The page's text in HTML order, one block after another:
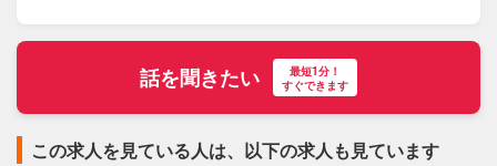
話を聞きたい
最短1分！
すぐできます
この求人を見ている人は、以下の求人も見ています